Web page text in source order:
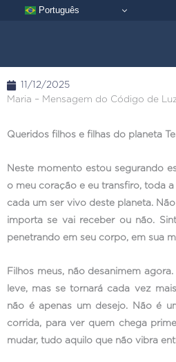
Português
11/12/2025
Maria – Mensagem do Código de
Queridos filhos e filhas do planeta
Neste momento estou segurando
o meu coração e eu transfiro, toda
cada um ser vivo deste planeta.
importa se vai receber ou não.
penetrando em seu corpo, em sua
Filhos meus, não desanimem
leve, mas se tornará cada vez
não é apenas um desejo. Não é
corrida, para ver quem chega
mudar, tudo aquilo que não vibra